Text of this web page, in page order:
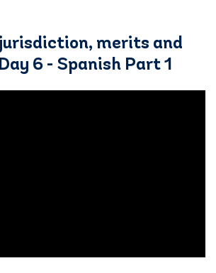
merits and
6 - Spanish Part 1